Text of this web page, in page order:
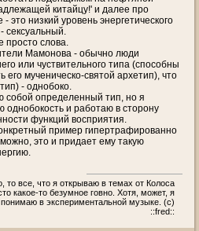
китайцу!' и далее про
это низкий уровень энергетического
сексуальный.
просто слова.
Мамонова - обычно люди
или чуствительного типа (способны
его мученическо-святой архетип), что
- однобоко.
собой определенный тип, но я
однобокость и работаю в сторону
функций восприятия.
пример гипертрафированно
это и придает ему такую
то все, что я открываю в темах от Колоса
какое-то безумное говно. Хотя, может, я
понимаю в экспериментальной музыке. (c)
::fred::